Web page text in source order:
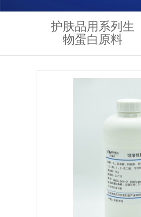
护肤品用系列生
物蛋白原料